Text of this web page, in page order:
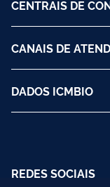
CENTRAIS DE
CANAIS DE
DADOS ICMBIO
REDES SOCIAIS